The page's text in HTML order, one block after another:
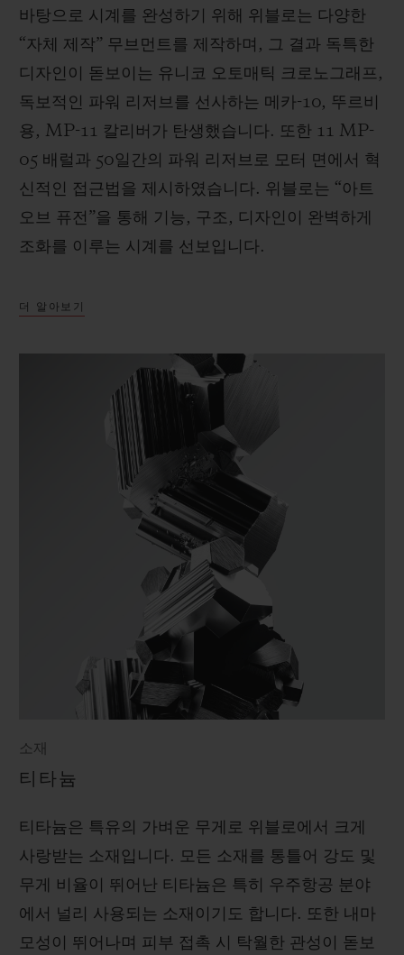
바탕으로 시계를 완성하기 위해 위블로는 다양한
“자체 제작” 무브먼트를 제작하며, 그 결과 독특한
디자인이 돋보이는 유니코 오토매틱 크로노그래프,
독보적인 파워 리저브를 선사하는 메카-10, 뚜르비
용, MP-11 칼리버가 탄생했습니다. 또한 11 MP-
05 배럴과 50일간의 파워 리저브로 모터 면에서 혁
신적인 접근법을 제시하였습니다. 위블로는 “아트
오브 퓨전”을 통해 기능, 구조, 디자인이 완벽하게
조화를 이루는 시계를 선보입니다.
더 알아보기
소재
티타늄
티타늄은 특유의 가벼운 무게로 위블로에서 크게
사랑받는 소재입니다. 모든 소재를 통틀어 강도 및
무게 비율이 뛰어난 티타늄은 특히 우주항공 분야
에서 널리 사용되는 소재이기도 합니다. 또한 내마
모성이 뛰어나며 피부 접촉 시 탁월한 관성이 돋보